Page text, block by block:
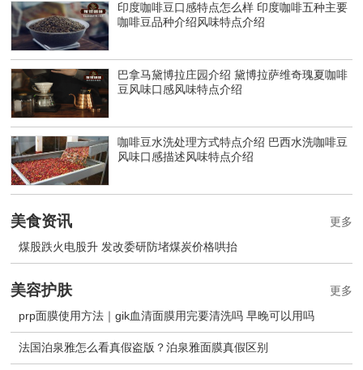
印度咖啡豆口感特点怎么样 印度咖啡五种主要
咖啡豆品种介绍风味特点介绍
巴拿马黛博拉庄园介绍 黛博拉萨维奇瑰夏咖啡
豆风味口感风味特点介绍
咖啡豆水洗处理方式特点介绍 巴西水洗咖啡豆
风味口感描述风味特点介绍
美食资讯
煤股跌火电股升 发改委研防堵煤炭价格哄抬
更多
美容护肤
prp面膜使用方法｜gik血清面膜用完要清洗吗 早晚可以用吗
法国泊泉雅怎么看真假盗版？泊泉雅面膜真假区别
更多